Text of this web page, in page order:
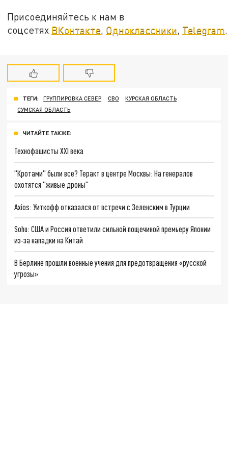
Присоединяйтесь к нам в
соцсетях ВКонтакте, Одноклассники, Telegram.
ТЕГИ: ГРУППИРОВКА СЕВЕР СВО
КУРСКАЯ ОБЛАСТЬ
СУМСКАЯ ОБЛАСТЬ
ЧИТАЙТЕ ТАКЖЕ:
Технофашисты XXI века
"Кротами" были все? Теракт в центре Москвы: На генералов
охотятся "живые дроны"
Axios: Уиткофф отказался от встречи с Зеленским в Турции
Sohu: США и Россия ответили сильной пощечиной премьеру Японии
из-за нападки на Китай
В Берлине прошли военные учения для предотвращения «русской
угрозы»